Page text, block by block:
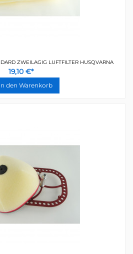
ZWEILAGIG LUFTFILTER HUSQVARNA
19,10 €*
den Warenkorb